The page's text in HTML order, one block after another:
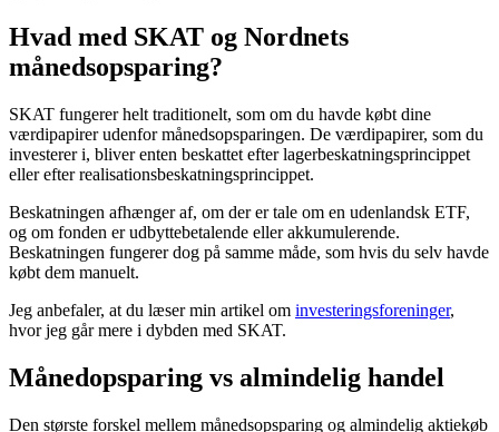
Hvad med SKAT og Nordnets
månedsopsparing?
SKAT fungerer helt traditionelt, som om du havde købt dine
værdipapirer udenfor månedsopsparingen. De værdipapirer, som du
investerer i, bliver enten beskattet efter lagerbeskatningsprincippet
eller efter realisationsbeskatningsprincippet.
Beskatningen afhænger af, om der er tale om en udenlandsk ETF,
og om fonden er udbyttebetalende eller akkumulerende.
Beskatningen fungerer dog på samme måde, som hvis du selv havde
købt dem manuelt.
Jeg anbefaler, at du læser min artikel om investeringsforeninger,
hvor jeg går mere i dybden med SKAT.
Månedopsparing vs almindelig handel
Den største forskel mellem månedsopsparing og almindelig aktiekøb